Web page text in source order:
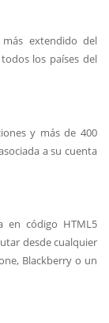
extendido del
los países del
y más de 400
a su cuenta
en código HTML5
desde cualquier
Blackberry o un